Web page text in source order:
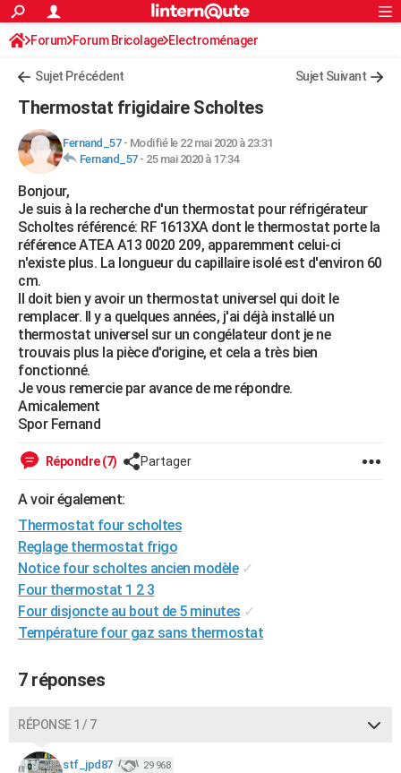
ACTUALITÉS
Politique
Société
Faits Divers
Education
Monde
Villes
+
FINANCE
Retraite
Impôts
Epargne
Immobilier
Risques naturels par ville
Banque
Assurance
Crédit
AUTO
Essais
Réserver un essai
Citadines
Berlines
SUV
Forum auto
+HIGH-TECH
Mobiles
Meilleur smartphone
Internet
Ordinateurs
Jeux vidéo
Guide high-tech
+BRICOLAGE
Forum
Aménagement intérieur
Extérieur
Cuisine
Salle de bains
Jardinage
Rangement
WEEK-END
Guides de France
Escapades
Patrimoine
Expositions
Musées
Week-end nature
LIFESTYLE
Art de vivre
Bien-être
Loisirs
ModeModes de vie
SANTE
Alimentation
Guide de la santé
Maladies
Médicaments
Sommeil
VOYAGE
Destinations
City break
Voyage nature
Voyage de noces
Forum
Climat
+PHOTO
GUIDES D'ACHAT
BONS PLANS
CARTE DE VOEUX
Carte de Noël
Carte Bonne année
Carte Saint-Valentin
Carte Pâques
Carte d'anniversaire
DICTIONNAIRE
Dictionnaire
Biographies
Citations
Expressions
Proverbes
PROGRAMME TV
COPAINS D'AVANT
S'inscrire
Se connecter
Lycées
Collèges
Primaires
Universités
Entreprises
Service militaire
Avis de recherche
AVIS DE DÉCÈS
S'inscrire
Connexion
Forum Forum Bricolage Electroménager
Sujet Précédent Sujet Suivant
Thermostat frigidaire Scholtes
Fernand_57- Modifié le 22 mai 2020 à 23:31
Fernand_57- 25 mai 2020 à 17:34
Bonjour,
Je suis à la recherche d'un thermostat pour réfrigérateur
Scholtes référencé: RF 1613XA dont le thermostat porte la
référence ATEA A13 0020 209, apparemment celui-ci
n'existe plus. La longueur du capillaire isolé est d'environ 60
cm.
Il doit bien y avoir un thermostat universel qui doit le
remplacer. Il y a quelques années, j'ai déjà installé un
thermostat universel sur un congélateur dont je ne
trouvais plus la pièce d'origine, et cela a très bien
fonctionné.
Je vous remercie par avance de me répondre.
Amicalement
Spor Fernand
Répondre (7) Partager
A voir également:
Thermostat four scholtes
Reglage thermostat frigo
Notice four scholtes ancien modèle ✓
Four thermostat 1 2 3
Four disjoncte au bout de 5 minutes ✓
Température four gaz sans thermostat
7 réponses
RÉPONSE 1 / 7
stf_jpd87 29 968